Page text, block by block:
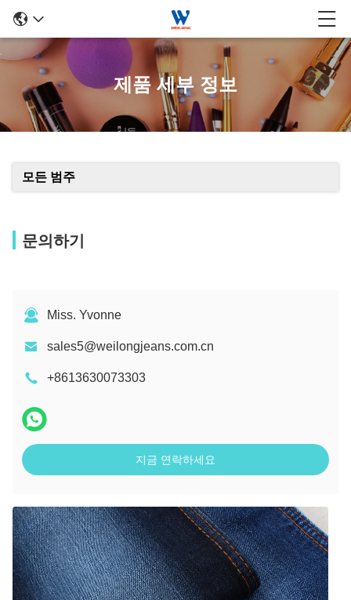
제품 세부 정보
모든 범주
문의하기
Miss. Yvonne
sales5@weilongjeans.com.cn
+8613630073303
지금 연락하세요